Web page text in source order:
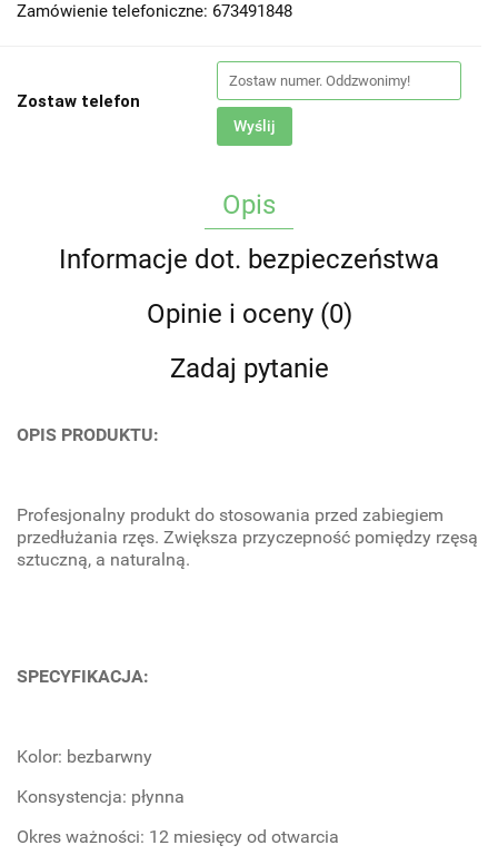
Zamówienie telefoniczne: 673491848
Zostaw telefon
Wyślij
Opis
Informacje dot. bezpieczeństwa
Opinie i oceny (0)
Zadaj pytanie
OPIS PRODUKTU:
Profesjonalny produkt do stosowania przed zabiegiem
przedłużania rzęs. Zwiększa przyczepność pomiędzy rzęsą
sztuczną, a naturalną.
SPECYFIKACJA:
Kolor: bezbarwny
Konsystencja: płynna
Okres ważności: 12 miesięcy od otwarcia